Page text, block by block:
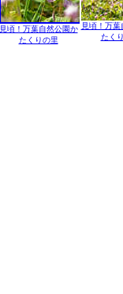
見頃！万葉自然公園か
たくりの里
見頃！万
たく